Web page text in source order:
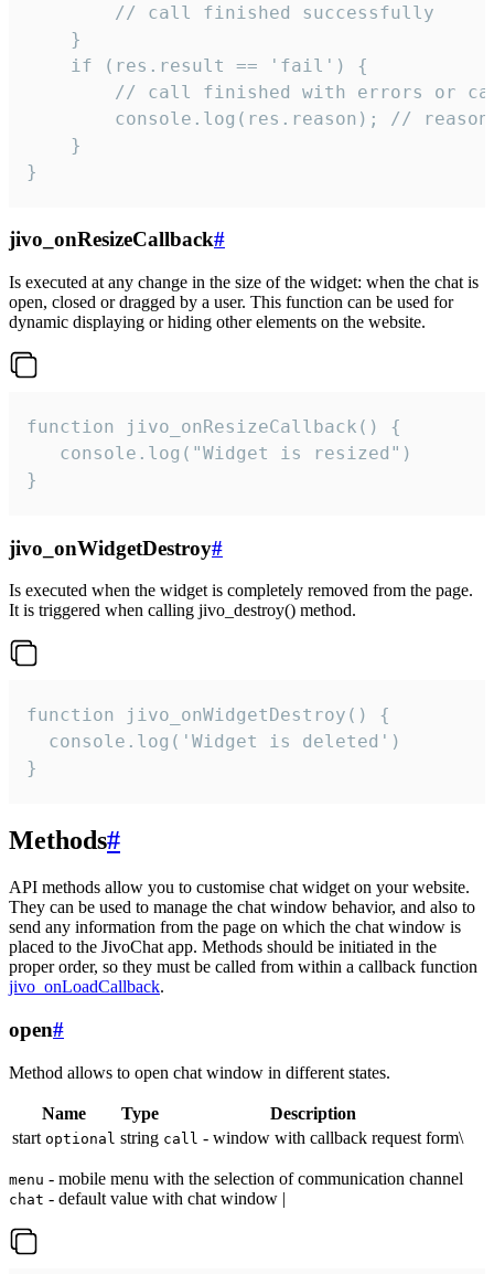
        // call finished successfully
    }
    if (res.result == 'fail') {
// call finished with errors or
console.log(res.reason); //
    }
}
jivo_onResizeCallback#
Is executed at any change in the size of the widget: when the chat is
open, closed or dragged by a user. This function can be used for
dynamic displaying or hiding other elements on the website.
function jivo_onResizeCallback() {
   console.log("Widget is resized")
}
jivo_onWidgetDestroy#
Is executed when the widget is completely removed from the page.
It is triggered when calling jivo_destroy() method.
function jivo_onWidgetDestroy() {
  console.log('Widget is deleted')
}
Methods#
API methods allow you to customise chat widget on your website.
They can be used to manage the chat window behavior, and also to
send any information from the page on which the chat window is
placed to the JivoChat app. Methods should be initiated in the
proper order, so they must be called from within a callback function
jivo_onLoadCallback.
open#
Method allows to open chat window in different states.
Name Type
Description
start optional string call - window with callback request form\
menu - mobile menu with the selection of communication channel
chat - default value with chat window |